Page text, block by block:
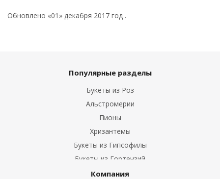
Обновлено «01» декабря 2017 год .
Популярные разделы
Букеты из Роз
Альстромерии
Пионы
Хризантемы
Букеты из Гипсофилы
Букеты из Гортензий
Букеты из Ирисов
Компания